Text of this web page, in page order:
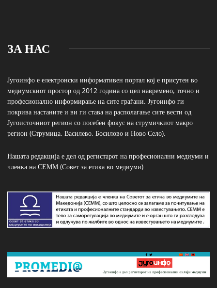
ЗА НАС
Југоинфо е електронски информативен портал кој е присутен во
медиумскиот простор од 2012 година со цел навремено, точно и
професионално информирање на сите граѓани. Југоинфо ги
покрива настаните и ви ги става на располагање сите вести од
Југоисточниот регион со посебен фокус на струмичкиот макро
регион (Струмица, Василево, Босилово и Ново Село).
Нашата редакција е дел од регистарот на професионални медиуми и
членка на СЕММ (Совет за етика во медиуми)